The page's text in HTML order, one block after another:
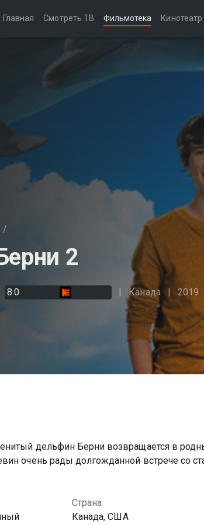
Главная Смотреть ТВ Фильмотека Кинотеатр
/
2
8.0 Канада 2019
дельфин Берни возвращается в
очень рады долгожданной встрече со
Страна
Канада, США